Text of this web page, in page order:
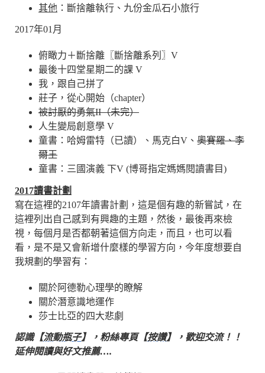
其他 ：斷捨離執行、九份金瓜石小旅行
2017年01月
俯瞰力＋斷捨離〖斷捨離系列〗V
最後十四堂星期二的課 V
我，跟自己拼了
莊子，從心開始（chapter）
被討厭的勇氣II（未完）
人生變局創意學 V
童書：哈姆雷特（已讀）、馬克白V、 奧賽羅、李
爾王
童書：三國演義 下V (博哥指定媽媽閱讀書目)
2017讀書計劃
寫在這裡的2107年讀書計劃，這是個有趣的新嘗試，在
這裡列出自己感到有興趣的主題，然後，最後再來檢
視，每個月是否都朝著這個方向走，而且，也可以看
看，是不是又會新增什麼樣的學習方向，今年度想要自
我規劃的學習有：
關於阿德勒心理學的瞭解
關於潛意識地運作
莎士比亞的四大悲劇
認識【流動瓶子】，粉絲專頁【按讚】，歡迎交流！！
延伸閱讀與好文推薦….